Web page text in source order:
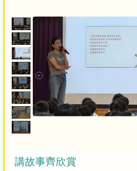
講故事齊欣賞